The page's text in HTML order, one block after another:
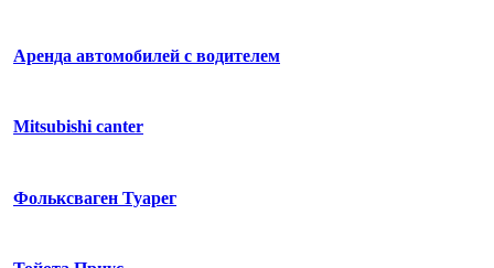
Аренда автомобилей с водителем
Mitsubishi canter
Фольксваген Туарег